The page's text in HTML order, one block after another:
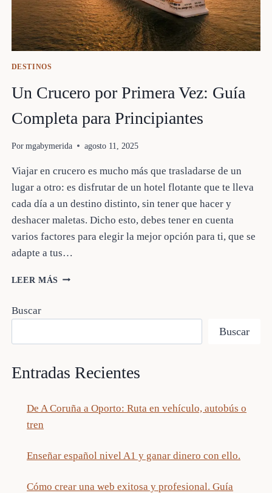
DESTINOS
Un Crucero por Primera Vez: Guía
Completa para Principiantes
Por mgabymerida agosto 11, 2025
Viajar en crucero es mucho más que trasladarse de un
lugar a otro: es disfrutar de un hotel flotante que te lleva
cada día a un destino distinto, sin tener que hacer y
deshacer maletas. Dicho esto, debes tener en cuenta
varios factores para elegir la mejor opción para ti, que se
adapte a tus…
LEER MÁS UN
PARA
PRINCIPIANTES
Buscar
Buscar
Entradas Recientes
De A Coruña a Oporto: Ruta en vehículo, autobús o
tren
Enseñar español nivel A1 y ganar dinero con ello.
Cómo crear una web exitosa y profesional. Guía